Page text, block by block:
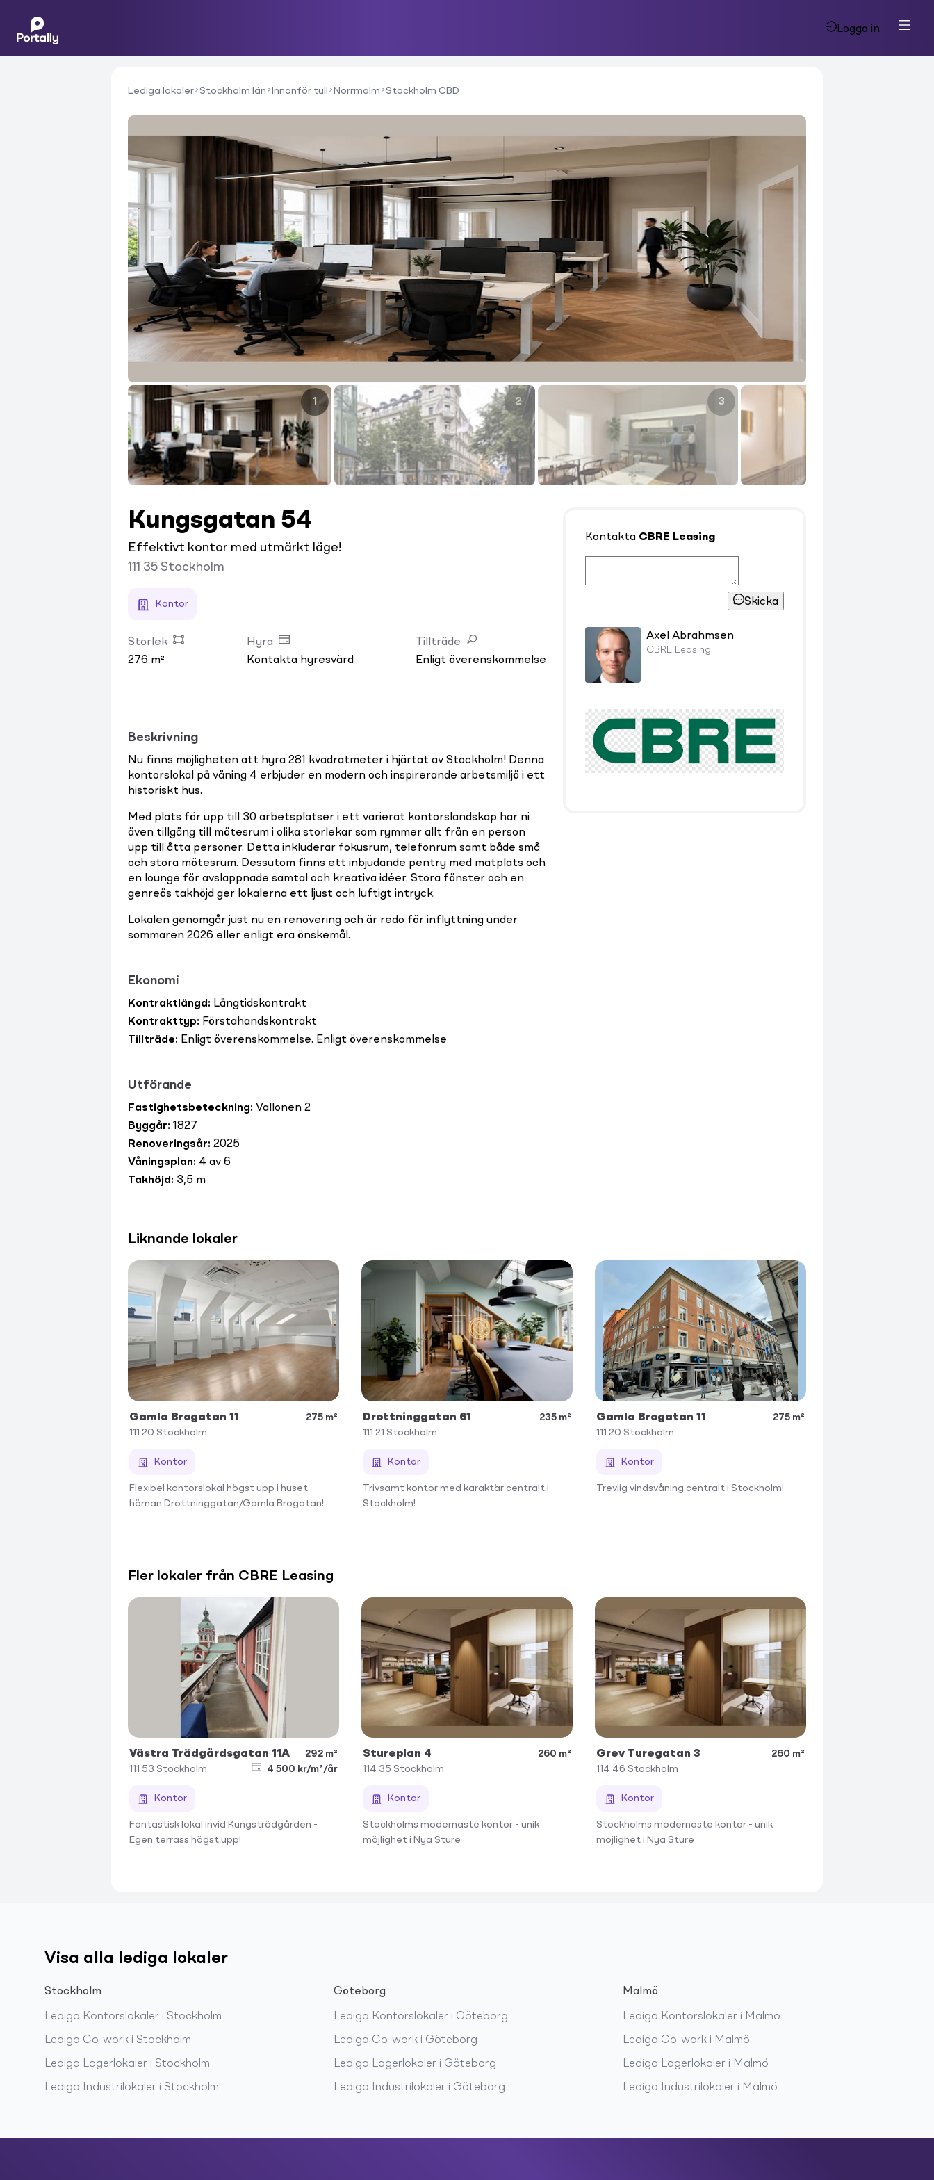
Logga in
Lediga lokaler Stockholm län Innanför tull Norrmalm Stockholm CBD
1 2 3
Kungsgatan 54
Effektivt kontor med utmärkt läge!
111 35 Stockholm
Kontor
Storlek
276 m²
Hyra
Kontakta hyresvärd
Tillträde
Enligt överenskommelse
Beskrivning
Nu finns möjligheten att hyra 281 kvadratmeter i hjärtat av Stockholm! Denna
kontorslokal på våning 4 erbjuder en modern och inspirerande arbetsmiljö i ett
historiskt hus.
Med plats för upp till 30 arbetsplatser i ett varierat kontorslandskap har ni
även tillgång till mötesrum i olika storlekar som rymmer allt från en person
upp till åtta personer. Detta inkluderar fokusrum, telefonrum samt både små
och stora mötesrum. Dessutom finns ett inbjudande pentry med matplats och
en lounge för avslappnade samtal och kreativa idéer. Stora fönster och en
genreös takhöjd ger lokalerna ett ljust och luftigt intryck.
Lokalen genomgår just nu en renovering och är redo för inflyttning under
sommaren 2026 eller enligt era önskemål.
Ekonomi
Kontraktlängd : Långtidskontrakt
Kontrakttyp: Förstahandskontrakt
Tillträde: Enligt överenskommelse. Enligt överenskommelse
Utförande
Fastighetsbeteckning: Vallonen 2
Byggår: 1827
Renoveringsår: 2025
Våningsplan: 4 av 6
Takhöjd : 3,5 m
Kontakta CBRE Leasing
Skicka
Axel Abrahmsen
CBRE Leasing
Liknande lokaler
Gamla Brogatan 11
275 m²
111 20 Stockholm
Kontor
Flexibel kontorslokal högst upp i huset
hörnan Drottninggatan/Gamla Brogatan!
Drottninggatan 61
235 m²
111 21 Stockholm
Kontor
Trivsamt kontor med karaktär centralt i
Stockholm!
Gamla Brogatan 11
275 m²
111 20 Stockholm
Kontor
Trevlig vindsvåning centralt i Stockholm!
Fler lokaler från CBRE Leasing
Västra Trädgårdsgatan 11A
292 m²
111 53 Stockholm 4 500 kr/m²/år
Kontor
Fantastisk lokal invid Kungsträdgården -
Egen terrass högst upp!
Stureplan 4
260 m²
114 35 Stockholm
Kontor
Stockholms modernaste kontor - unik
möjlighet i Nya Sture
Grev Turegatan 3
260 m²
114 46 Stockholm
Kontor
Stockholms modernaste kontor - unik
möjlighet i Nya Sture
Visa alla lediga lokaler
Stockholm
Lediga Kontorslokaler i Stockholm
Lediga Co-work i Stockholm
Lediga Lagerlokaler i Stockholm
Lediga Industrilokaler i Stockholm
Göteborg
Lediga Kontorslokaler i Göteborg
Lediga Co-work i Göteborg
Lediga Lagerlokaler i Göteborg
Lediga Industrilokaler i Göteborg
Malmö
Lediga Kontorslokaler i Malmö
Lediga Co-work i Malmö
Lediga Lagerlokaler i Malmö
Lediga Industrilokaler i Malmö